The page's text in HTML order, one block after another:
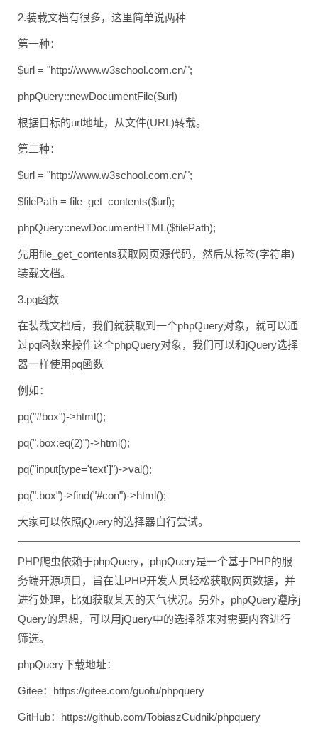
2.装载文档有很多，这里简单说两种
第一种：
$url = "http://www.w3school.com.cn/";
phpQuery::newDocumentFile($url)
根据目标的url地址，从文件(URL)转载。
第二种：
$url = "http://www.w3school.com.cn/";
$filePath = file_get_contents($url);
phpQuery::newDocumentHTML($filePath);
先用file_get_contents获取网页源代码，然后从标签(字符串)
装载文档。
3.pq函数
在装载文档后，我们就获取到一个phpQuery对象，就可以通
过pq函数来操作这个phpQuery对象，我们可以和jQuery选择
器一样使用pq函数
例如：
pq("#box")->html();
pq(".box:eq(2)")->html();
pq("input[type='text']")->val();
pq(".box")->find("#con")->html();
大家可以依照jQuery的选择器自行尝试。
PHP爬虫依赖于phpQuery，phpQuery是一个基于PHP的服
务端开源项目，旨在让PHP开发人员轻松获取网页数据，并
进行处理，比如获取某天的天气状况。另外，phpQuery遵序j
Query的思想，可以用jQuery中的选择器来对需要内容进行
筛选。
phpQuery下载地址：
Gitee：https://gitee.com/guofu/phpquery
GitHub：https://github.com/TobiaszCudnik/phpquery